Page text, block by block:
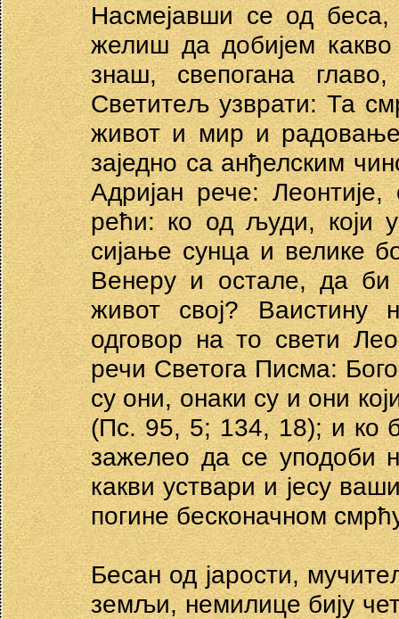
Насмејавши се од
желиш да добијем
знаш, свепогана
Светитељ узврати: Та
живот и мир и
заједно са анђелским
Адријан рече:
рећи: ко од људи, који
сијање сунца и велике
Венеру и остале, да
живот свој?
одговор на то свети
речи Светога Писма:
су они, онаки су и они
(Пс. 95, 5; 134, 18); и ко
зажелео да се уподоби
какви уствари и јесу
погине бесконачном
Бесан од јарости,
земљи, немилице бију